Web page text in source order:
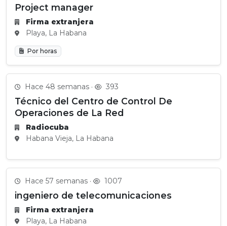
Project manager
Firma extranjera
Playa, La Habana
Por horas
Hace 48 semanas · 393
Técnico del Centro de Control De
Operaciones de La Red
Radiocuba
Habana Vieja, La Habana
Hace 57 semanas · 1007
ingeniero de telecomunicaciones
Firma extranjera
Playa, La Habana